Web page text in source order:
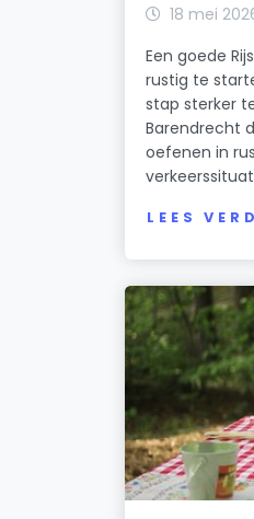
18 mei
Een goede
rustig te
stap sterker
Barendrecht
oefenen in
LEES